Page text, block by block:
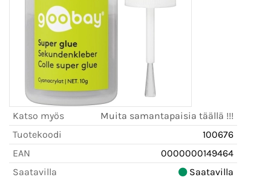
Katso myös
Muita samantapaisia täällä !!!
Tuotekoodi
100676
EAN
0000000149464
Saatavilla
Saatavilla